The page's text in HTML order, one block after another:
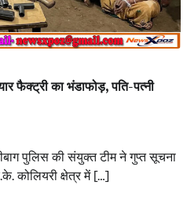
फैक्ट्री का भंडाफोड़, पति-पत्नी
पुलिस की संयुक्त टीम ने गुप्त सूचना
कोलियरी क्षेत्र में […]